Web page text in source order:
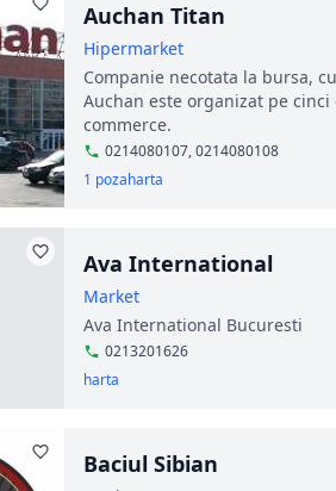
Auchan Titan
Hipermarket
Companie necotata la bursa,
Auchan este organizat pe
commerce.
0214080107, 0214080108
1 pozaharta
Ava International
Market
Ava International Bucuresti
0213201626
harta
Baciul Sibian